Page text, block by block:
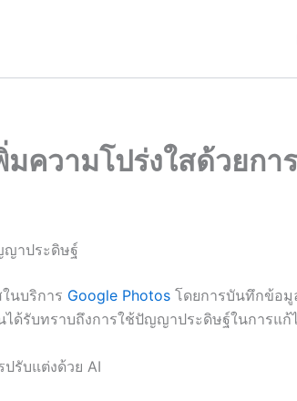
มความโปร่งใสด้วยก
ญาประดิษฐ์
นบริการ Google Photos โดยการบันทึกข้อมู
ด้รับทราบถึงการใช้ปัญญาประดิษฐ์ในการแก้
รับแต่งด้วย AI